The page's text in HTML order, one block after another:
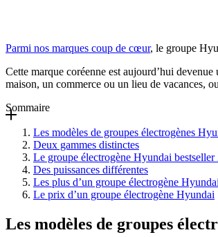
Parmi nos marques coup de cœur, le groupe
Cette marque coréenne est aujourd’hui
maison, un commerce ou un lieu de vacances,
Sommaire
Les modèles de groupes électrogènes
Deux gammes distinctes
Le groupe électrogène Hyundai bestseller
Des puissances différentes
Les plus d’un groupe électrogène Hyundai
Le prix d’un groupe électrogène Hyundai
Les modèles de groupes